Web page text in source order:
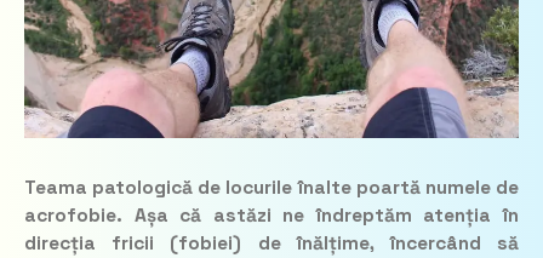
Teama patologică de locurile înalte poartă numele de
acrofobie. Așa că astăzi ne îndreptăm atenția în
direcția fricii (fobiei) de înălțime, încercând să